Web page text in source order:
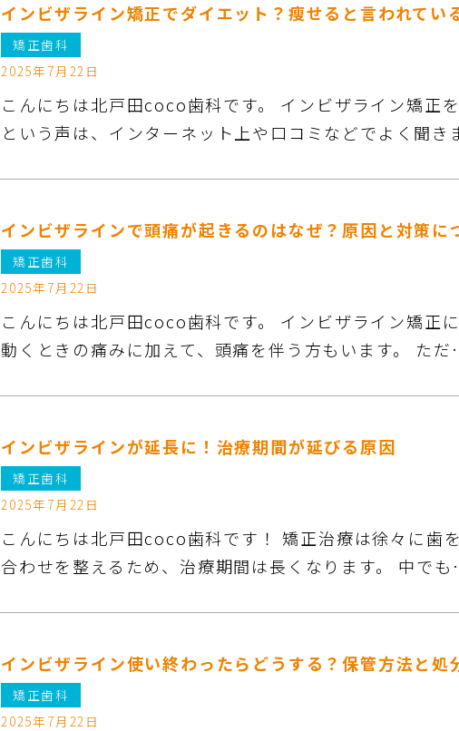
インビザライン矯正でダイエット？瘦せると言われてい
矯正歯科
2025年7月22日
こんにちは北戸田coco歯科です。 インビザライン矯正
という声は、インターネット上や口コミなどでよく聞
インビザラインで頭痛が起きるのはなぜ？原因と対策に
矯正歯科
2025年7月22日
こんにちは北戸田coco歯科です。 インビザライン矯正
動くときの痛みに加えて、頭痛を伴う方もいます。 た
インビザラインが延長に！治療期間が延びる原因
矯正歯科
2025年7月22日
こんにちは北戸田coco歯科です！ 矯正治療は徐々に歯
合わせを整えるため、治療期間は長くなります。 中で
インビザライン使い終わったらどうする？保管方法と処
矯正歯科
2025年7月22日